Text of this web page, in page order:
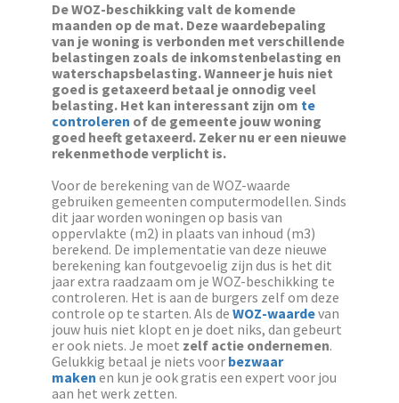
De WOZ-beschikking valt de komende
maanden op de mat. Deze waardebepaling
van je woning is verbonden met verschillende
belastingen zoals de inkomstenbelasting en
waterschapsbelasting. Wanneer je huis niet
goed is getaxeerd betaal je onnodig veel
belasting. Het kan interessant zijn om te
controleren of de gemeente jouw woning
goed heeft getaxeerd. Zeker nu er een nieuwe
rekenmethode verplicht is.
Voor de berekening van de WOZ-waarde
gebruiken gemeenten computermodellen. Sinds
dit jaar worden woningen op basis van
oppervlakte (m2) in plaats van inhoud (m3)
berekend. De implementatie van deze nieuwe
berekening kan foutgevoelig zijn dus is het dit
jaar extra raadzaam om je WOZ-beschikking te
controleren. Het is aan de burgers zelf om deze
controle op te starten. Als de WOZ-waardevan
jouw huis niet klopt en je doet niks, dan gebeurt
er ook niets. Je moet zelf actie ondernemen.
Gelukkig betaal je niets voorbezwaar
maken en kun je ook gratis een expert voor jou
aan het werk zetten.